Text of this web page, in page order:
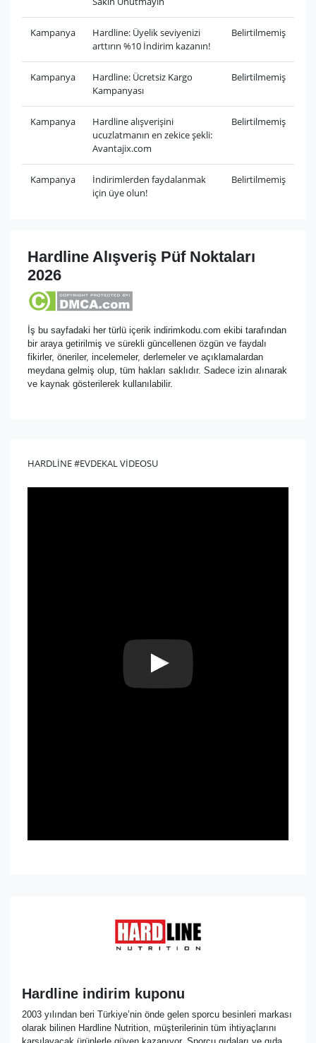
Kampanya
Hardline: Üyelik seviyenizi
arttırın %10 İndirim kazanın!
Belirtilmemiş
Kampanya
Hardline: Ücretsiz Kargo
Kampanyası
Belirtilmemiş
Kampanya
Hardline alışverişini
ucuzlatmanın en zekice şekli:
Avantajix.com
Belirtilmemiş
Kampanya
İndirimlerden faydalanmak
için üye olun!
Belirtilmemiş
Hardline Alışveriş Püf Noktaları
2026
İş bu sayfadaki her türlü içerik indirimkodu.com ekibi tarafından
bir araya getirilmiş ve sürekli güncellenen özgün ve faydalı
fikirler, öneriler, incelemeler, derlemeler ve açıklamalardan
meydana gelmiş olup, tüm hakları saklıdır. Sadece izin alınarak
ve kaynak gösterilerek kullanılabilir.
HARDLİNE #EVDEKAL VİDEOSU
Hardline indirim kuponu
2003 yılından beri Türkiye’nin önde gelen sporcu besinleri markası
olarak bilinen Hardline Nutrition, müşterilerinin tüm ihtiyaçlarını